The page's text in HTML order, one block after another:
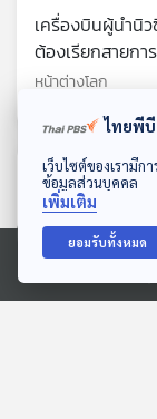
ดาวน์โหลด Thai PBS
Ⓒ 2020 องค์การกระจายเสียง
เครื่องบินผู้นำนิ
ต้องเรียกสายกา
ชาติมารับ
หน้าต่างโลก
ตอนที่เกี่ยวข้อง
ไทยพีบี
เว็บไซต์ของเรามีก
ข้อมูลส่วนบุคคล
เพิ่มเติม
ยอมรับทั้งหมด